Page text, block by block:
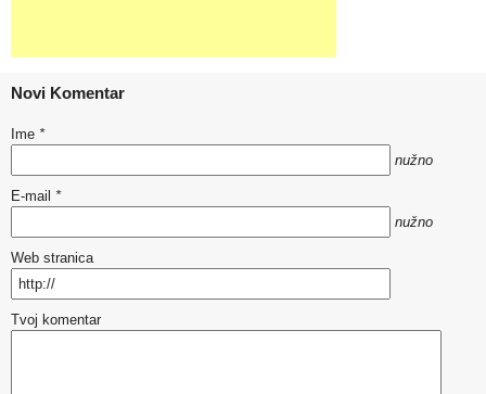
Novi Komentar
Ime *
nužno
E-mail *
nužno
Web stranica
Tvoj komentar